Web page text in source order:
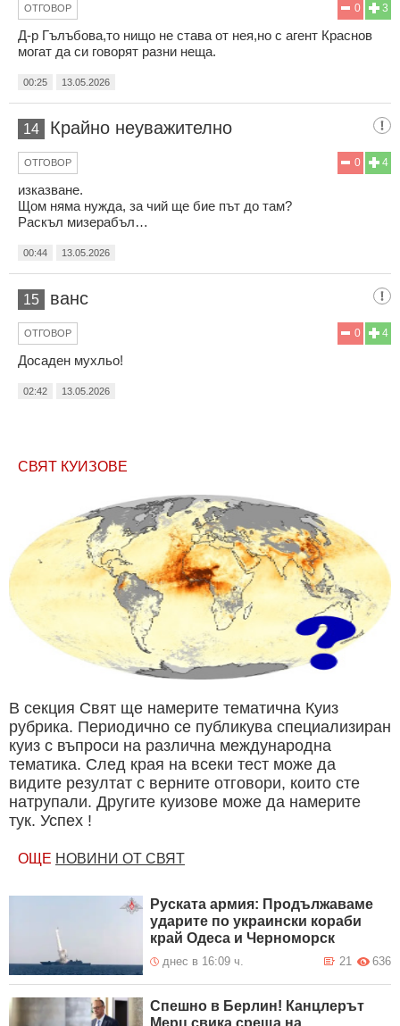
3
0
ОТГОВОР
Д-р Гълъбова,то нищо не става от нея,но с агент Краснов
могат да си говорят разни неща.
00:25 13.05.2026
14 Крайно неуважително
4
0
ОТГОВОР
изказване.
Щом няма нужда, за чий ще бие път до там?
Раскъл мизерабъл…
00:44 13.05.2026
15 ванс
4
0
ОТГОВОР
Досаден мухльо!
02:42 13.05.2026
СВЯТ КУИЗОВЕ
В секция Свят ще намерите тематична Куиз
рубрика. Периодично се публикува специализиран
куиз с въпроси на различна международна
тематика. След края на всеки тест може да
видите резултат с верните отговори, които сте
натрупали. Другите куизове може да намерите
тук. Успех !
ОЩЕ НОВИНИ ОТ СВЯТ
Руската армия: Продължаваме
ударите по украински кораби
край Одеса и Черноморск
днес в 16:09 ч. 636
21
Спешно в Берлин! Канцлерът
Мерц свика среща на